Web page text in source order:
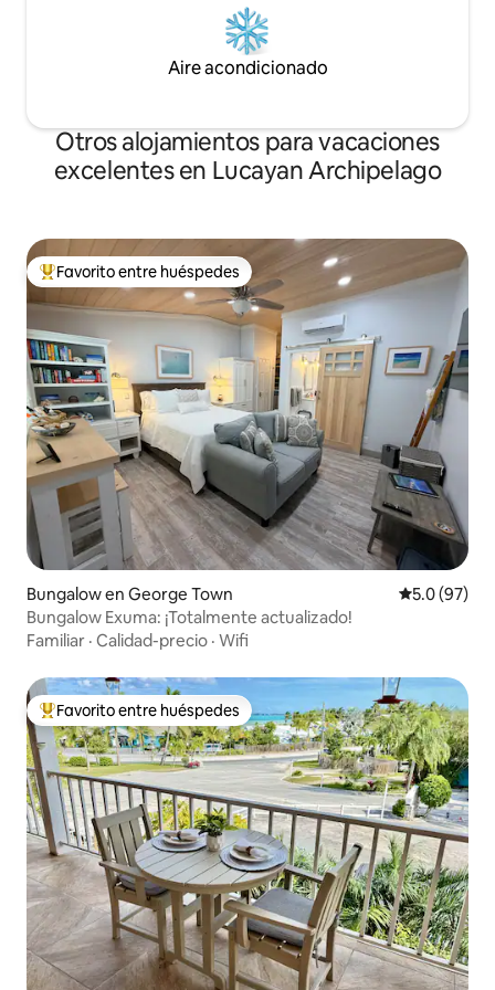
Aire acondicionado
Otros alojamientos para vacaciones
excelentes en Lucayan Archipelago
Favorito entre huéspedes preferido
Favorito entre huéspedes
Bungalow en George Town Calificación
5.0 (97)
Bungalow Exuma: ¡Totalmente actualizado!
Familiar · Calidad-precio · Wifi
Favorito entre huéspedes preferido
Favorito entre huéspedes